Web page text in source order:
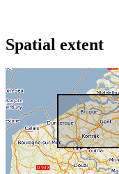
Spatial extent